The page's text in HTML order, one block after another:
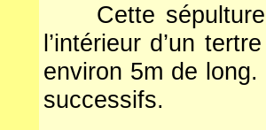
Cette
l’intérieur d’un
environ 5m de
successifs.